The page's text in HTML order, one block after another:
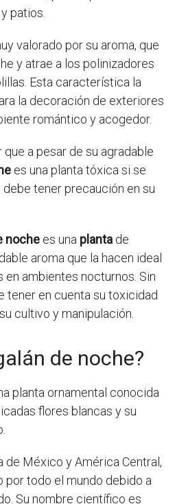
patios.
valorado por su aroma, que
y atrae a los polinizadores
Esta característica la
la decoración de exteriores
romántico y acogedor.
a pesar de su agradable
es una planta tóxica si se
tener precaución en su
noche es una planta de
aroma que la hacen ideal
ambientes nocturnos. Sin
tener en cuenta su toxicidad
cultivo y manipulación.
de noche?
planta ornamental conocida
flores blancas y su
de México y América Central,
por todo el mundo debido a
Su nombre científico es